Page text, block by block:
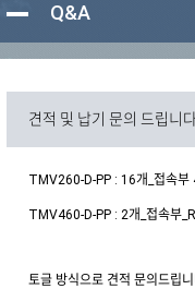
Q&A
견적 및 납기 문의 드립니
TMV260-D-PP : 16개_접속부
TMV460-D-PP : 2개_접속부
토글 방식으로 견적 문의드립